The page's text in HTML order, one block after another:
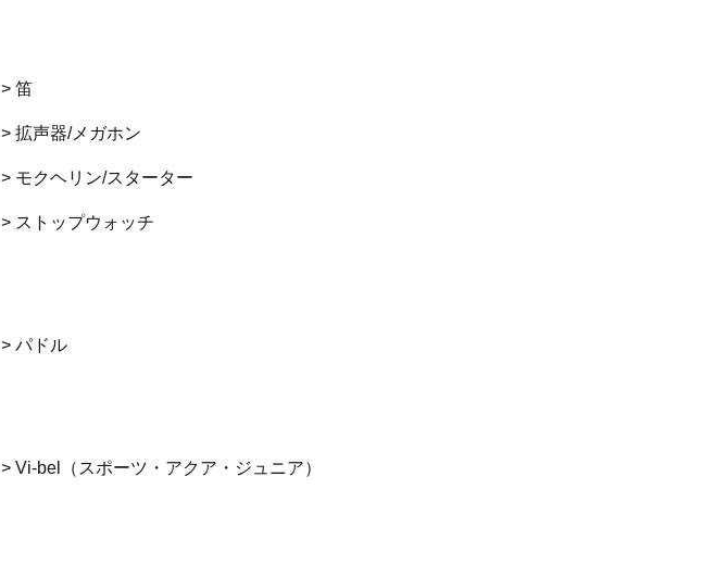
> 笛
> 拡声器/メガホン
> モクヘリン/スターター
> ストップウォッチ
> パドル
> Vi-bel（スポーツ・アクア・ジュニア）